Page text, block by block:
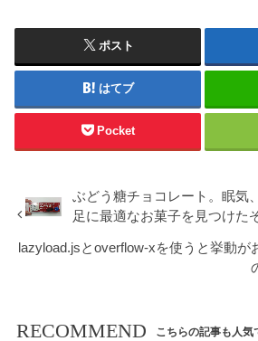
ポスト
はてブ
Pocket
ぶどう糖チョコレート。眠気
足に最適なお菓子を見つけた
lazyload.jsとoverflow-xを使うと挙動が
RECOMMEND こちらの記事も人気